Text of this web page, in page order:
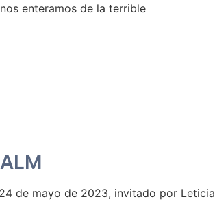
enteramos de la terrible
de mayo de 2023, invitado por Leticia